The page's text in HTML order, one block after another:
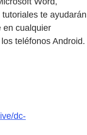
te ayudarán
en cualquier
teléfonos Android.
dc-